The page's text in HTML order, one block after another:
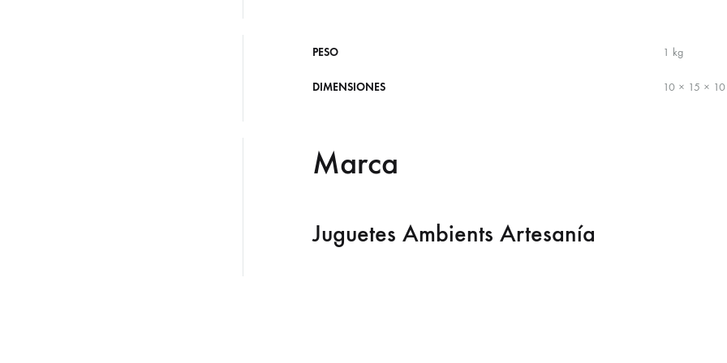
PESO 1 kg
DIMENSIONES 10 × 15 × 10
Marca
Juguetes Ambients Artesanía